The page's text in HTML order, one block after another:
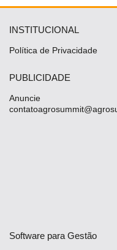
INSTITUCIONAL
Política de Privacidade
PUBLICIDADE
Anuncie
Software para Gestão